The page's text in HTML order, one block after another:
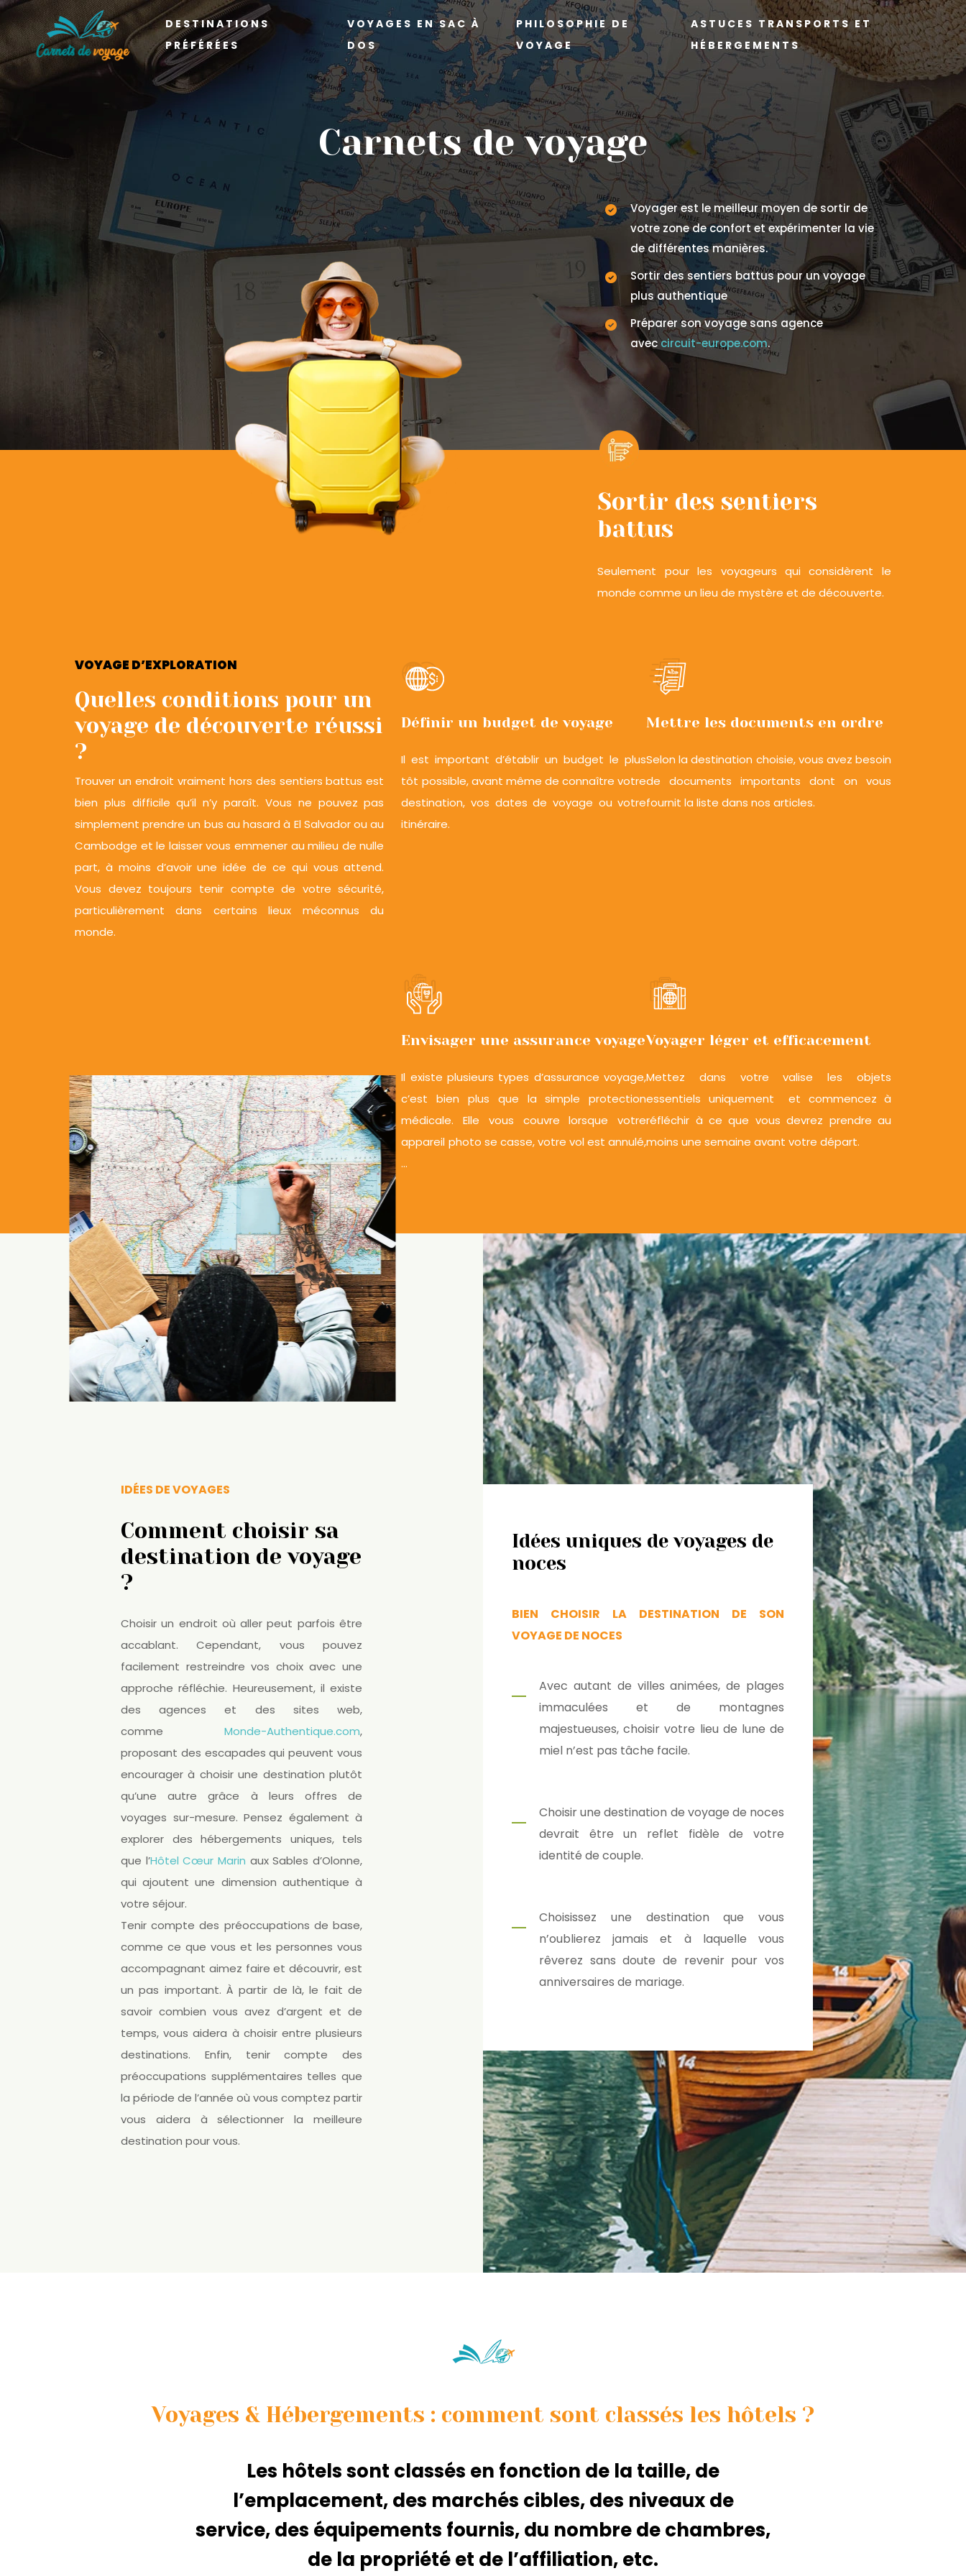
DESTINATIONS
PRÉFÉRÉES
VOYAGES EN SAC À
DOS
PHILOSOPHIE DE
VOYAGE
ASTUCES TRANSPORTS ET
HÉBERGEMENTS
Carnets de voyage
Voyager est le meilleur moyen de sortir de
votre zone de confort et expérimenter la vie
de différentes manières.
Sortir des sentiers battus pour un voyage
plus authentique
Préparer son voyage sans agence
aveccircuit-europe.com.
Sortir des sentiers
battus
Seulement pour les voyageurs qui considèrent le
monde comme un lieu de mystère et de découverte.
VOYAGE D’EXPLORATION
Quelles conditions pour un
voyage de découverte réussi
?
Trouver un endroit vraiment hors des sentiers battus est
bien plus difficile qu’il n’y paraît. Vous ne pouvez pas
simplement prendre un bus au hasard à El Salvador ou au
Cambodge et le laisser vous emmener au milieu de nulle
part, à moins d’avoir une idée de ce qui vous attend.
Vous devez toujours tenir compte de votre sécurité,
particulièrement dans certains lieux méconnus du
monde.
Définir un budget de voyage
Il est important d’établir un budget le plus
tôt possible, avant même de connaître votre
destination, vos dates de voyage ou votre
itinéraire.
Mettre les documents en ordre
Selon la destination choisie, vous avez besoin
de documents importants dont on vous
fournit la liste dans nos articles.
Envisager une assurance voyage
Il existe plusieurs types d’assurance voyage,
c’est bien plus que la simple protection
médicale. Elle vous couvre lorsque votre
appareil photo se casse, votre vol est annulé,
…
Voyager léger et efficacement
Mettez dans votre valise les objets
essentiels uniquement et commencez à
réfléchir à ce que vous devrez prendre au
moins une semaine avant votre départ.
IDÉES DE VOYAGES
Comment choisir sa
destination de voyage
?
Choisir un endroit où aller peut parfois être
accablant. Cependant, vous pouvez
facilement restreindre vos choix avec une
approche réfléchie. Heureusement, il existe
des agences et des sites web,
comme Monde-Authentique.com,
proposant des escapades qui peuvent vous
encourager à choisir une destination plutôt
qu’une autre grâce à leurs offres de
voyages sur-mesure. Pensez également à
explorer des hébergements uniques, tels
que l’Hôtel Cœur Marin aux Sables d’Olonne,
qui ajoutent une dimension authentique à
votre séjour.
Tenir compte des préoccupations de base,
comme ce que vous et les personnes vous
accompagnant aimez faire et découvrir, est
un pas important. À partir de là, le fait de
savoir combien vous avez d’argent et de
temps, vous aidera à choisir entre plusieurs
destinations. Enfin, tenir compte des
préoccupations supplémentaires telles que
la période de l’année où vous comptez partir
vous aidera à sélectionner la meilleure
destination pour vous.
Idées uniques de voyages de
noces
BIEN CHOISIR LA DESTINATION DE SON
VOYAGE DE NOCES
Avec autant de villes animées, de plages
immaculées et de montagnes
majestueuses, choisir votre lieu de lune de
miel n’est pas tâche facile.
Choisir une destination de voyage de noces
devrait être un reflet fidèle de votre
identité de couple.
Choisissez une destination que vous
n’oublierez jamais et à laquelle vous
rêverez sans doute de revenir pour vos
anniversaires de mariage.
Voyages & Hébergements : comment sont classés les hôtels ?
Les hôtels sont classés en fonction de la taille, de
l’emplacement, des marchés cibles, des niveaux de
service, des équipements fournis, du nombre de chambres,
de la propriété et de l’affiliation, etc.